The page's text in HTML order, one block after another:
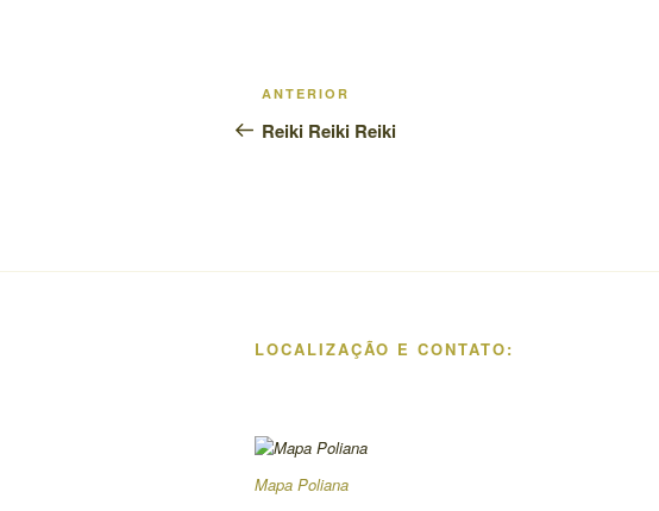
Navegação
de
Post
anterior
ANTERIOR
Reiki Reiki Reiki
LOCALIZAÇÃO E CONTATO:
Mapa Poliana